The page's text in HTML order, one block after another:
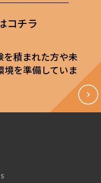
コチラ
を積まれた方や未
を準備していま